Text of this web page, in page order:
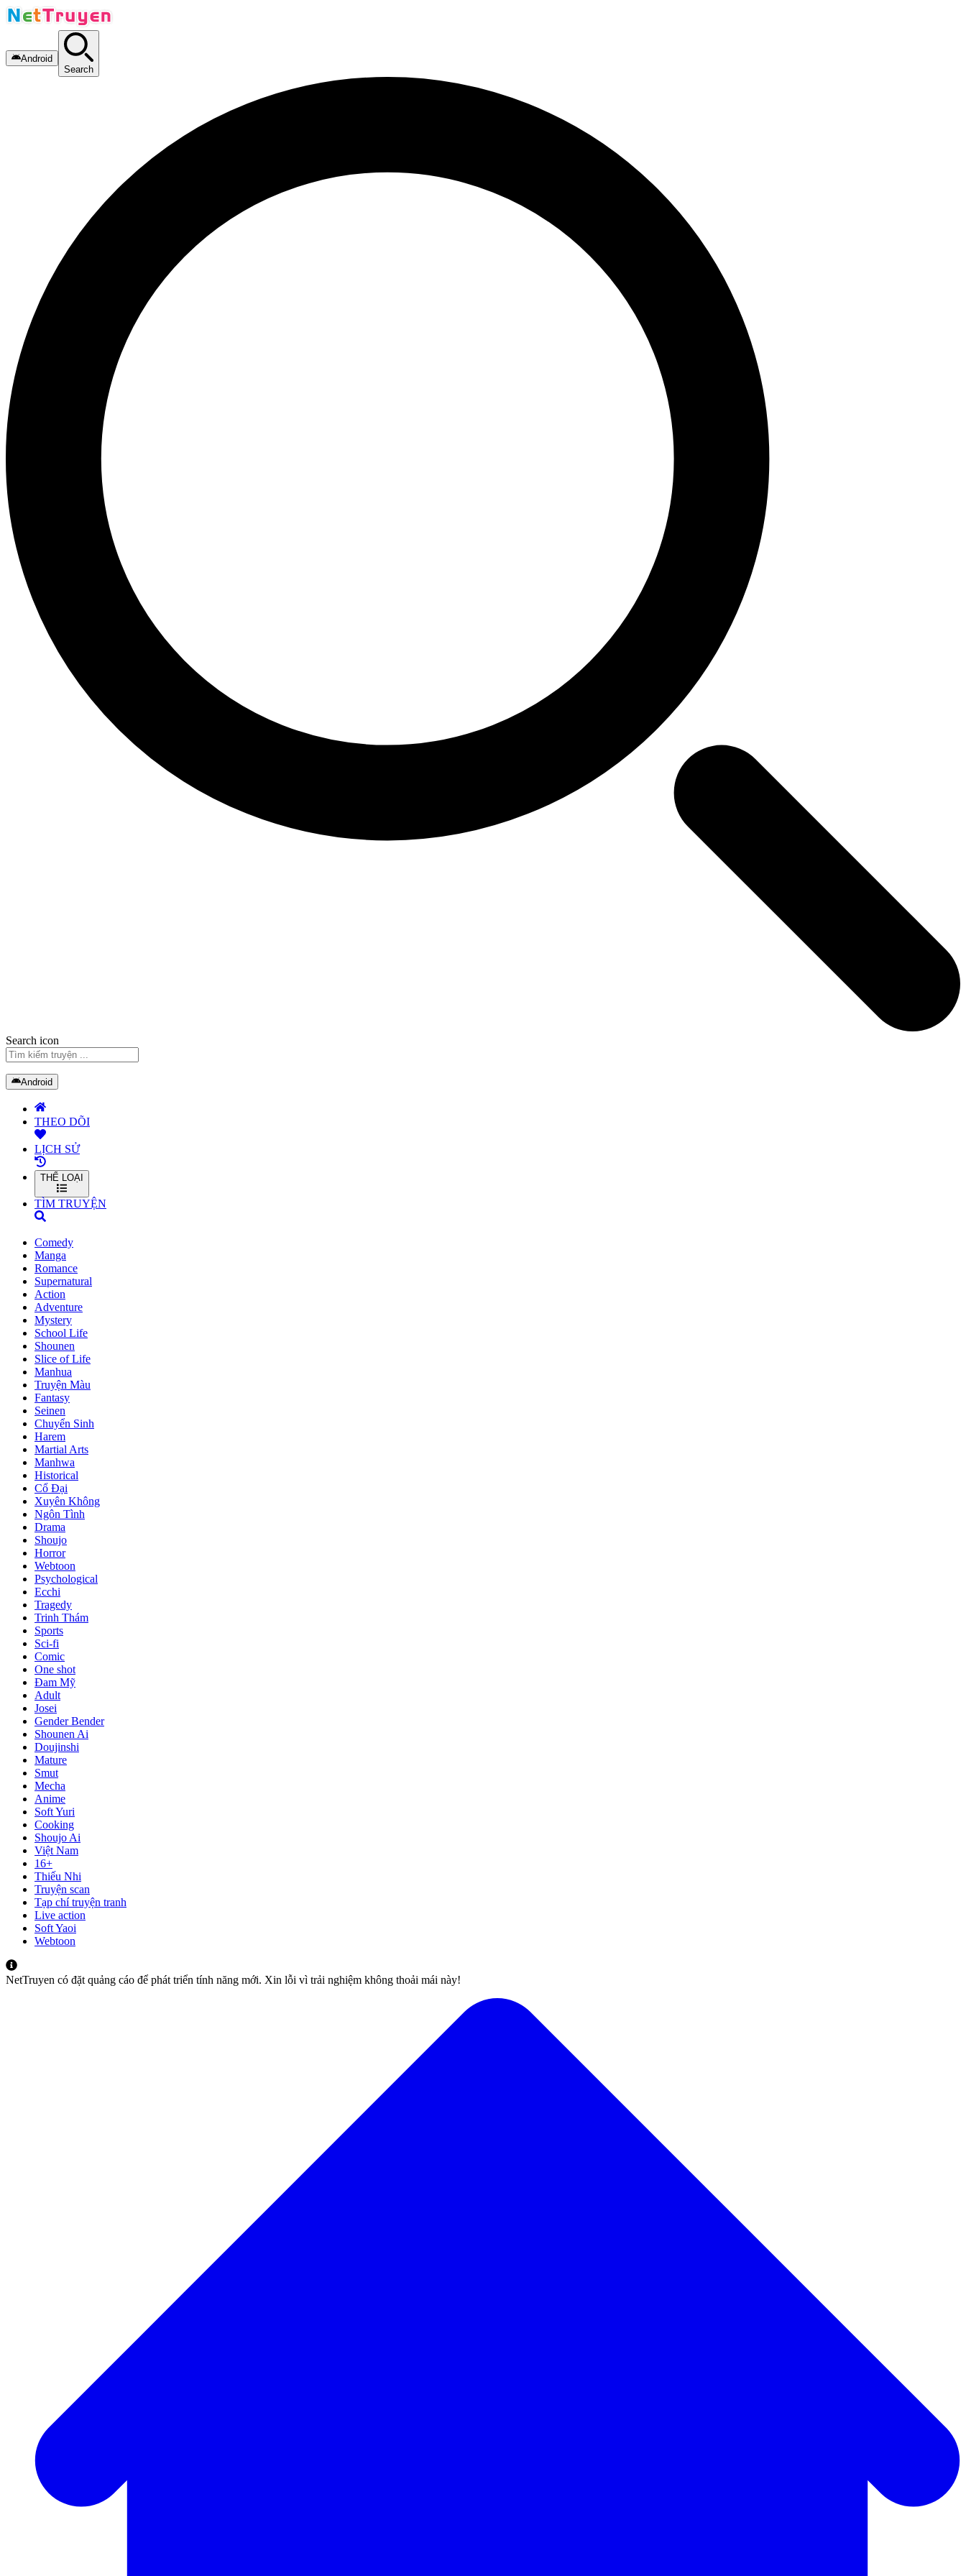
Android
Search
Search icon
Android
THEO DÕI
LỊCH SỬ
THỂ LOẠI
TÌM TRUYỆN
Comedy
Manga
Romance
Supernatural
Action
Adventure
Mystery
School Life
Shounen
Slice of Life
Manhua
Truyện Màu
Fantasy
Seinen
Chuyển Sinh
Harem
Martial Arts
Manhwa
Historical
Cổ Đại
Xuyên Không
Ngôn Tình
Drama
Shoujo
Horror
Webtoon
Psychological
Ecchi
Tragedy
Trinh Thám
Sports
Sci-fi
Comic
One shot
Đam Mỹ
Adult
Josei
Gender Bender
Shounen Ai
Doujinshi
Mature
Smut
Mecha
Anime
Soft Yuri
Cooking
Shoujo Ai
Việt Nam
16+
Thiếu Nhi
Truyện scan
Tạp chí truyện tranh
Live action
Soft Yaoi
Webtoon
NetTruyen có đặt quảng cáo để phát triển tính năng mới. Xin lỗi vì trải nghiệm không thoải mái này!